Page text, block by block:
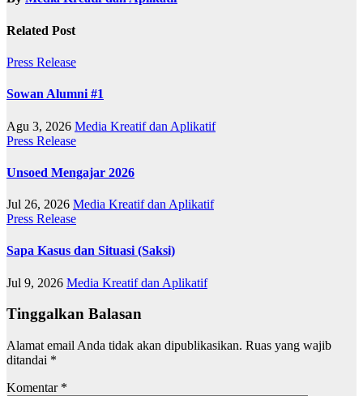
Related Post
Press Release
Sowan Alumni #1
Agu 3, 2026 Media Kreatif dan Aplikatif
Press Release
Unsoed Mengajar 2026
Jul 26, 2026 Media Kreatif dan Aplikatif
Press Release
Sapa Kasus dan Situasi (Saksi)
Jul 9, 2026 Media Kreatif dan Aplikatif
Tinggalkan Balasan
Alamat email Anda tidak akan dipublikasikan. Ruas yang wajib
ditandai *
Komentar *